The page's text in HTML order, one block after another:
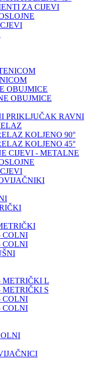
ZA CIJEVI
OBUJMICE
OBUJMICE
PRIKLJUČAK RAVNI
KOLJENO 90°
KOLJENO 45°
CIJEVI - METALNE
COLNI
COLNI
METRIČKI L
METRIČKI S
COLNI
COLNI